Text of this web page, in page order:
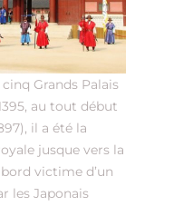
Grands Palais
au tout début
il a été la
jusque vers la
victime d’un
les Japonais